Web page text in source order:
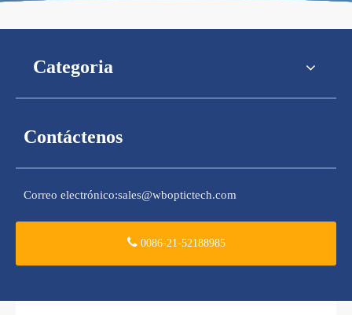
Categoria
Contáctenos
Correo electrónico:sales@wboptictech.com
0086-21-52188985